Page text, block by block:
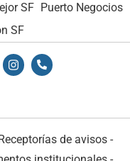
SF Puerto Negocios
SF
de avisos -